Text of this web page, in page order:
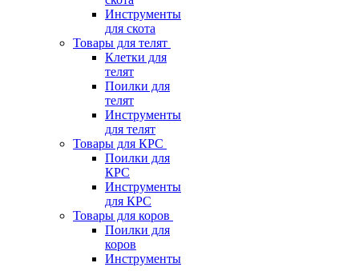
Инструменты
для скота
Товары для телят
Клетки для
телят
Поилки для
телят
Инструменты
для телят
Товары для КРС
Поилки для
КРС
Инструменты
для КРС
Товары для коров
Поилки для
коров
Инструменты